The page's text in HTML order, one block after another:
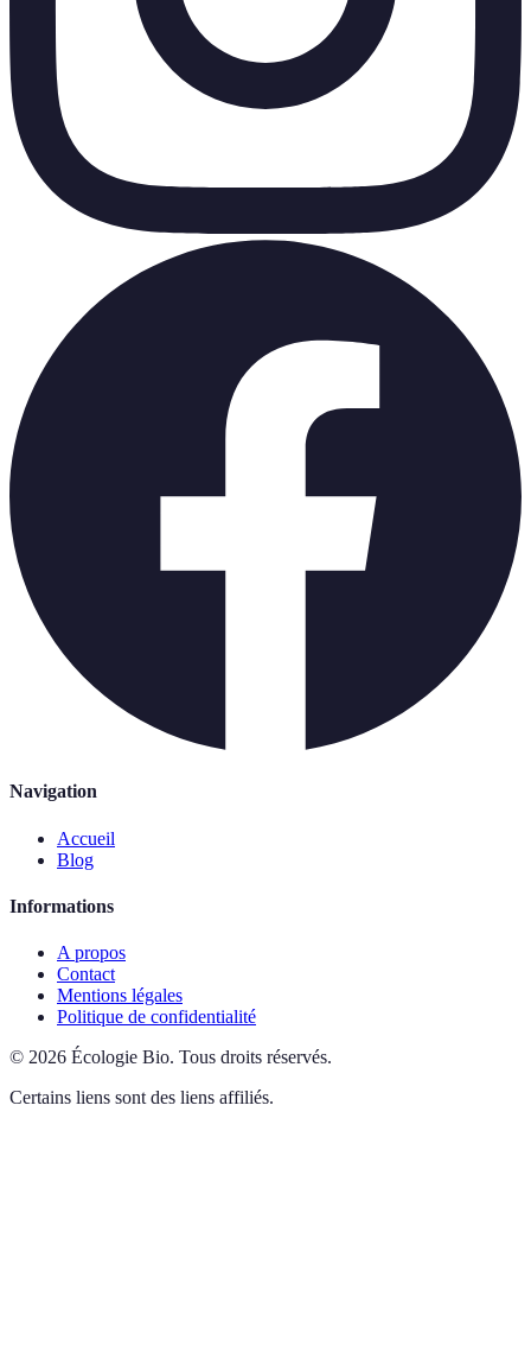
Navigation
Accueil
Blog
Informations
A propos
Contact
Mentions légales
Politique de confidentialité
© 2026 Écologie Bio. Tous droits réservés.
Certains liens sont des liens affiliés.